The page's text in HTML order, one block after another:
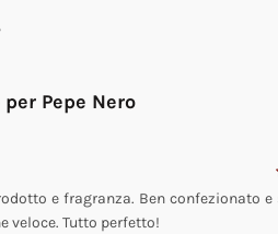
per Pepe Nero
e fragranza. Ben confezionato e
veloce. Tutto perfetto!